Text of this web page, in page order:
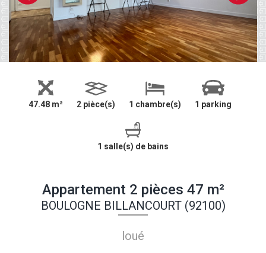
47.48 m² 2 pièce(s) 1 chambre(s) 1 parking
1 salle(s) de bains
Appartement 2 pièces 47 m²
BOULOGNE BILLANCOURT (92100)
loué